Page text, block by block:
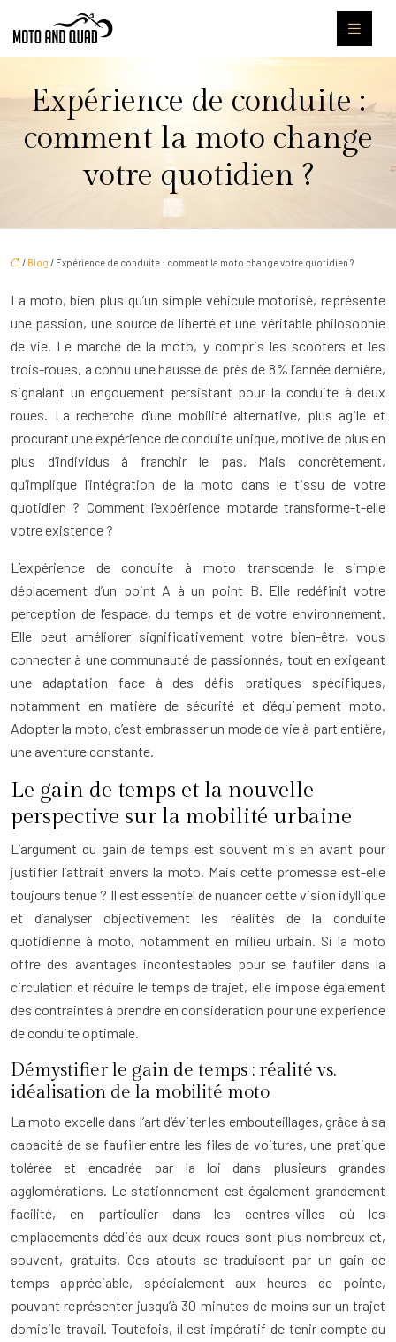
Expérience de conduite :
comment la moto change
votre quotidien ?
/ Blog / Expérience de conduite : comment la moto change votre quotidien ?
La moto, bien plus qu’un simple véhicule motorisé, représente
une passion, une source de liberté et une véritable philosophie
de vie. Le marché de la moto, y compris les scooters et les
trois-roues, a connu une hausse de près de 8% l’année dernière,
signalant un engouement persistant pour la conduite à deux
roues. La recherche d’une mobilité alternative, plus agile et
procurant une expérience de conduite unique, motive de plus en
plus d’individus à franchir le pas. Mais concrètement,
qu’implique l’intégration de la moto dans le tissu de votre
quotidien ? Comment l’expérience motarde transforme-t-elle
votre existence ?
L’expérience de conduite à moto transcende le simple
déplacement d’un point A à un point B. Elle redéfinit votre
perception de l’espace, du temps et de votre environnement.
Elle peut améliorer significativement votre bien-être, vous
connecter à une communauté de passionnés, tout en exigeant
une adaptation face à des défis pratiques spécifiques,
notamment en matière de sécurité et d’équipement moto.
Adopter la moto, c’est embrasser un mode de vie à part entière,
une aventure constante.
Le gain de temps et la nouvelle
perspective sur la mobilité urbaine
L’argument du gain de temps est souvent mis en avant pour
justifier l’attrait envers la moto. Mais cette promesse est-elle
toujours tenue ? Il est essentiel de nuancer cette vision idyllique
et d’analyser objectivement les réalités de la conduite
quotidienne à moto, notamment en milieu urbain. Si la moto
offre des avantages incontestables pour se faufiler dans la
circulation et réduire le temps de trajet, elle impose également
des contraintes à prendre en considération pour une expérience
de conduite optimale.
Démystifier le gain de temps : réalité vs.
idéalisation de la mobilité moto
La moto excelle dans l’art d’éviter les embouteillages, grâce à sa
capacité de se faufiler entre les files de voitures, une pratique
tolérée et encadrée par la loi dans plusieurs grandes
agglomérations. Le stationnement est également grandement
facilité, en particulier dans les centres-villes où les
emplacements dédiés aux deux-roues sont plus nombreux et,
souvent, gratuits. Ces atouts se traduisent par un gain de
temps appréciable, spécialement aux heures de pointe,
pouvant représenter jusqu’à 30 minutes de moins sur un trajet
domicile-travail. Toutefois, il est impératif de tenir compte du